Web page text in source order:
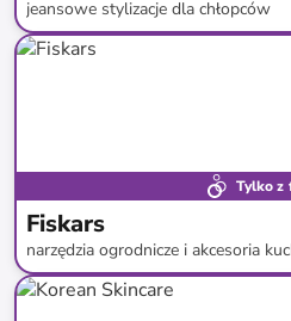
jeansowe stylizacje dla chłopców
do-59%*
Tylko z
Fiskars
narzędzia ogrodnicze i akcesoria
do-54%*